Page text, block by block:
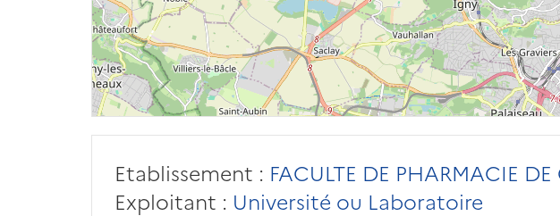
Etablissement : FACULTE DE PHARMACIE
Exploitant : Université ou Laboratoire